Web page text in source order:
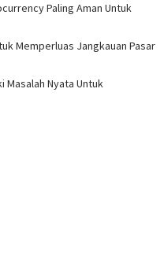
Paling Aman Untuk
Memperluas Jangkauan Pasar
Masalah Nyata Untuk